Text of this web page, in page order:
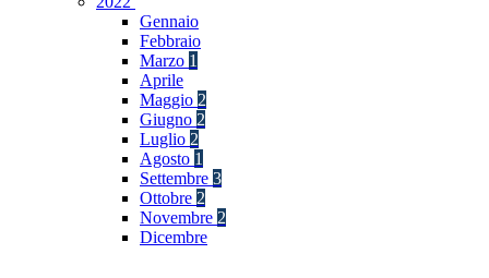
Gennaio
Febbraio
Marzo 1
Aprile
Maggio 2
Giugno 2
Luglio 2
Agosto 1
Settembre 3
Ottobre 2
Novembre 2
Dicembre